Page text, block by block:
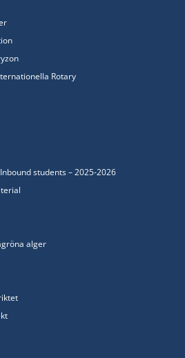
Rotary
students – 2025-2026
alger